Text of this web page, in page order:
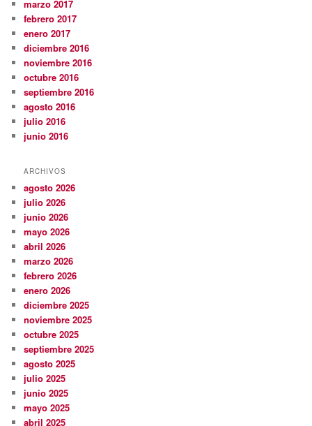
marzo 2017
febrero 2017
enero 2017
diciembre 2016
noviembre 2016
octubre 2016
septiembre 2016
agosto 2016
julio 2016
junio 2016
ARCHIVOS
agosto 2026
julio 2026
junio 2026
mayo 2026
abril 2026
marzo 2026
febrero 2026
enero 2026
diciembre 2025
noviembre 2025
octubre 2025
septiembre 2025
agosto 2025
julio 2025
junio 2025
mayo 2025
abril 2025